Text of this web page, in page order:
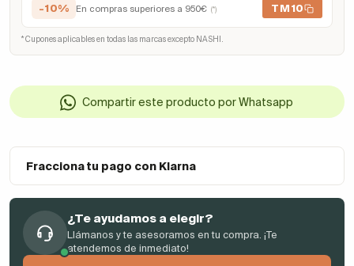
-10% En compras superiores a 950€ (*) TM10
* Cupones aplicables en todas las marcas excepto NASHI.
Compartir este producto por Whatsapp
Fracciona tu pago con Klarna
¿Te ayudamos a elegir?
Llámanos y te asesoramos en tu compra. ¡Te
atendemos de inmediato!